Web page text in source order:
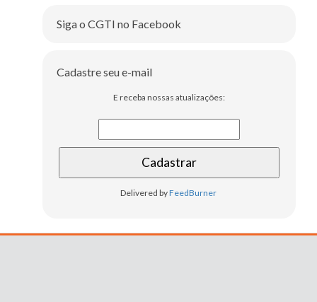
Siga o CGTI no Facebook
Cadastre seu e-mail
E receba nossas atualizações:
Delivered byFeedBurner